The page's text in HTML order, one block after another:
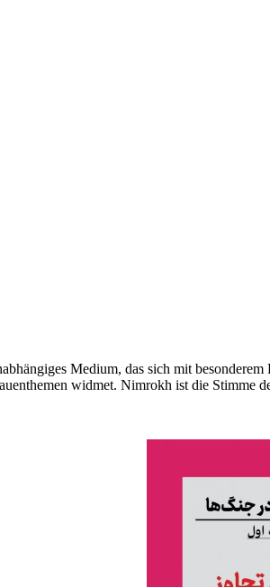
Medium, das sich mit
widmet. Nimrokh ist die Stimme